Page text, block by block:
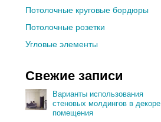
Потолочные круговые бордюры
Потолочные розетки
Угловые элементы
Свежие записи
Варианты использования
стеновых молдингов в декоре
помещения